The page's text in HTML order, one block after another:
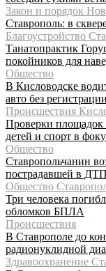
Закон и порядок
Ставрополь: в
Благоустройство
Танатопрактик
покойников для
Общество
В Кисловодске
авто без регистрации
Происшествия
Проверки площадок
детей и спорт в
Общество
Ставропольчанин
пострадавшей в ДТП
Общество
Три человека
обломков БПЛА
Происшествия
В Ставрополе до
радионуклидной
Здравоохранение